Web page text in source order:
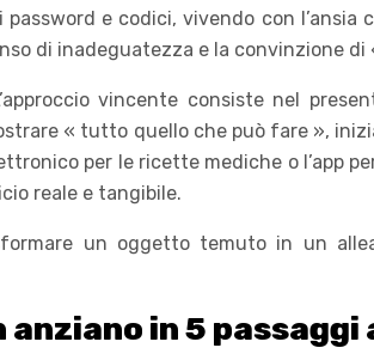
e codici, vivendo con
di inadeguatezza e la convinzione
vincente consiste nel
« tutto quello che può fare »,
per le ricette mediche o
reale e tangibile.
un oggetto temuto in un
in 5 passaggi